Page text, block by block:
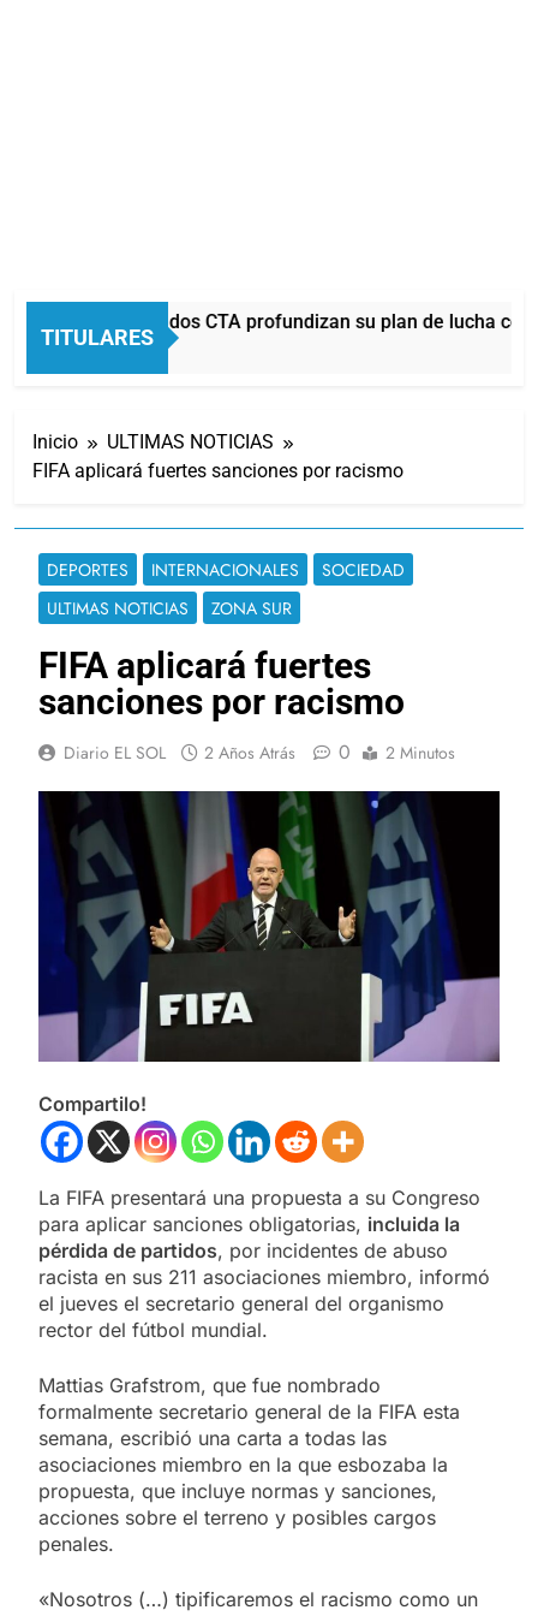
TITULARES
La CGT y las dos CTA profundizan su plan de lucha con
23 Minutos Atrás
Inicio
ULTIMAS NOTICIAS
FIFA aplicará fuertes sanciones por racismo
DEPORTES INTERNACIONALES
SOCIEDAD
ULTIMAS NOTICIAS
ZONA SUR
FIFA aplicará fuertes
sanciones por racismo
Diario EL SOL 2 Años Atrás 0 2 Minutos
Compartilo!
La FIFA presentará una propuesta a su Congreso
para aplicar sanciones obligatorias, incluida la
pérdida de partidos, por incidentes de abuso
racista en sus 211 asociaciones miembro, informó
el jueves el secretario general del organismo
rector del fútbol mundial.
Mattias Grafstrom, que fue nombrado
formalmente secretario general de la FIFA esta
semana, escribió una carta a todas las
asociaciones miembro en la que esbozaba la
propuesta, que incluye normas y sanciones,
acciones sobre el terreno y posibles cargos
penales.
«Nosotros (…) tipificaremos el racismo como un